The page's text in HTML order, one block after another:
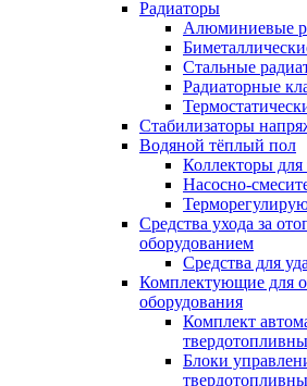
Радиаторы
Алюминиевые
Стальные
Радиаторные
Стабилизаторы
Водяной тёплый пол
Коллекторы для
Насосно-
Средства ухода за
оборудованием
Средства для
Комплектующие для
оборудования
Комплект
Блоки